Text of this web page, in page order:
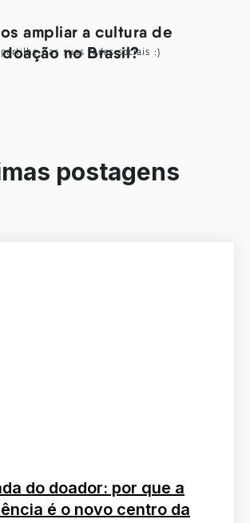
ampliar a cultura de
doação no Brasil?
nas suas redes sociais :)
postagens
do doador: por que a
é o novo centro da